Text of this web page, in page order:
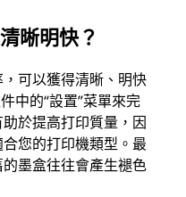
晰明快？
可以獲得清晰、明快
中的“設置”菜單來完
於提高打印質量，因
您的打印機類型。最
墨盒往往會產生褪色